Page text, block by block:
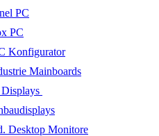
PC
PC
Konfigurator
Mainboards
Desktop Monitore